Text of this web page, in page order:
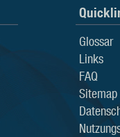
Glossar
Links
FAQ
Sitemap